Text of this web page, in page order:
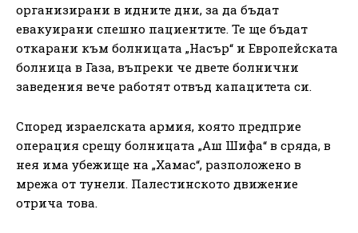
организирани в идните дни, за да бъдат
евакуирани спешно пациентите. Те ще бъдат
откарани към болницата „Насър“ и Европейската
болница в Газа, въпреки че двете болнични
заведения вече работят отвъд капацитета си.
Според израелската армия, която предприе
операция срещу болницата „Аш Шифа“ в сряда, в
нея има убежище на „Хамас“, разположено в
мрежа от тунели. Палестинското движение
отрича това.